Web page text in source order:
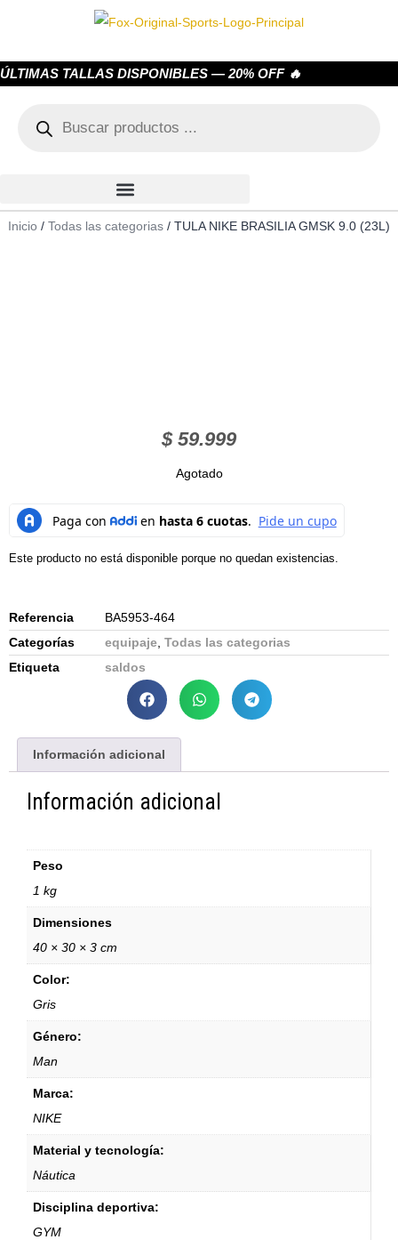
ÚLTIMAS TALLAS DISPONIBLES — 20% OFF 🔥
Inicio / Todas las categorias / TULA NIKE BRASILIA GMSK 9.0 (23L)
$59.999
Agotado
Este producto no está disponible porque no quedan existencias.
Referencia
BA5953-464
Categorías
equipaje, Todas las categorias
Etiqueta
saldos
Información adicional
Información adicional
Peso
1 kg
Dimensiones
40 × 30 × 3 cm
Color:
Gris
Género:
Man
Marca:
NIKE
Material y tecnología:
Náutica
Disciplina deportiva:
GYM